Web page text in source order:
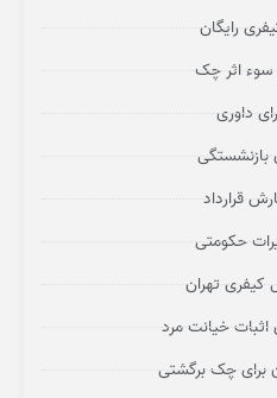
رایگان
سوء اثر چک
داوری
بازنشستگی
قرارداد
حکومتی
کیفری تهران
اثبات خیانت مرد
برای چک برگشتی